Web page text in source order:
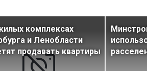
комплексах
и Ленобласти
продавать квартиры